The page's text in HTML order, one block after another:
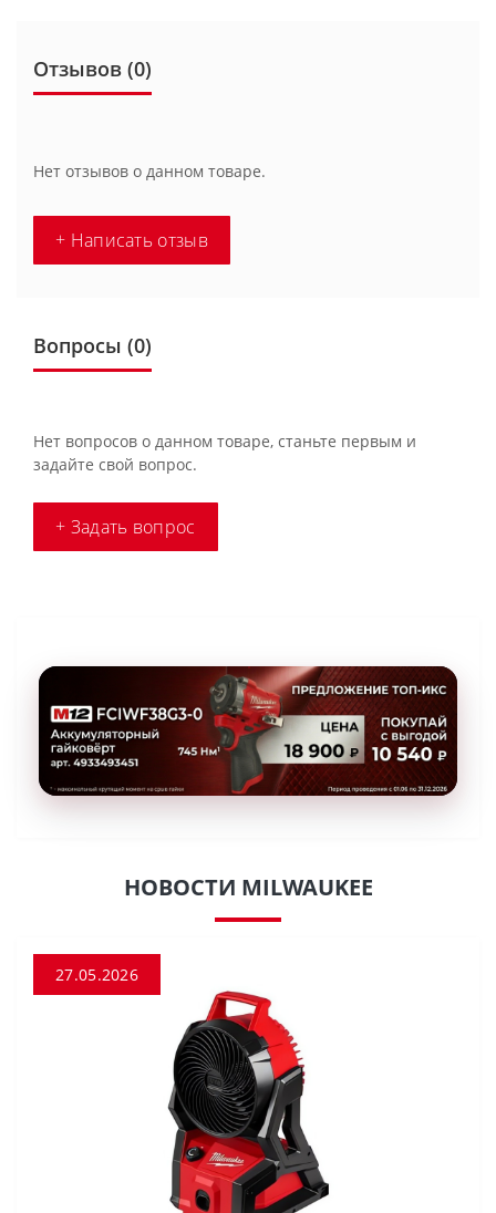
Отзывов (0)
Нет отзывов о данном товаре.
+ Написать отзыв
Вопросы (0)
Нет вопросов о данном товаре, станьте первым и
задайте свой вопрос.
+ Задать вопрос
НОВОСТИ MILWAUKEE
27.05.2026